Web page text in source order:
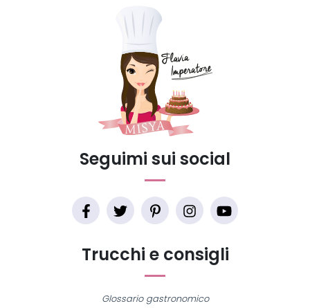
Trucchi e consigli
Glossario gastronomico
Seguimi sui social